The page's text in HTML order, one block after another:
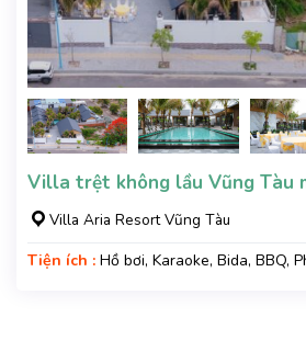
Villa trệt không lầu Vũng Tàu
Villa Aria Resort Vũng Tàu
Tiện ích : Hồ bơi, Karaoke, Bida, BBQ,